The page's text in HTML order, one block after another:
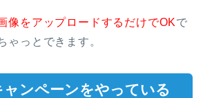
像をアップロードするだけでOKで
ゃっとできます。
ンペーンをやっている